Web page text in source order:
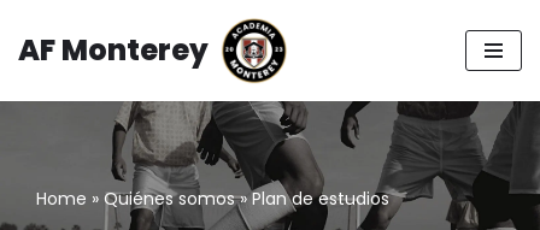
Saltar
AF Monterey
Home » Quiénes somos»Plan de estudios